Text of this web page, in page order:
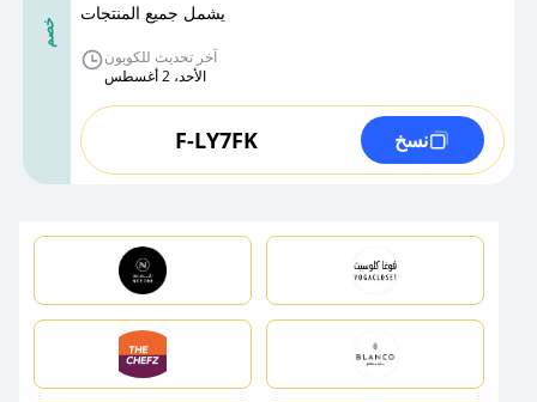
خصم
يشمل جميع المنتجات
آخر تحديث للكوبون
الأحد، 2 أغسطس
F-LY7FK نسخ